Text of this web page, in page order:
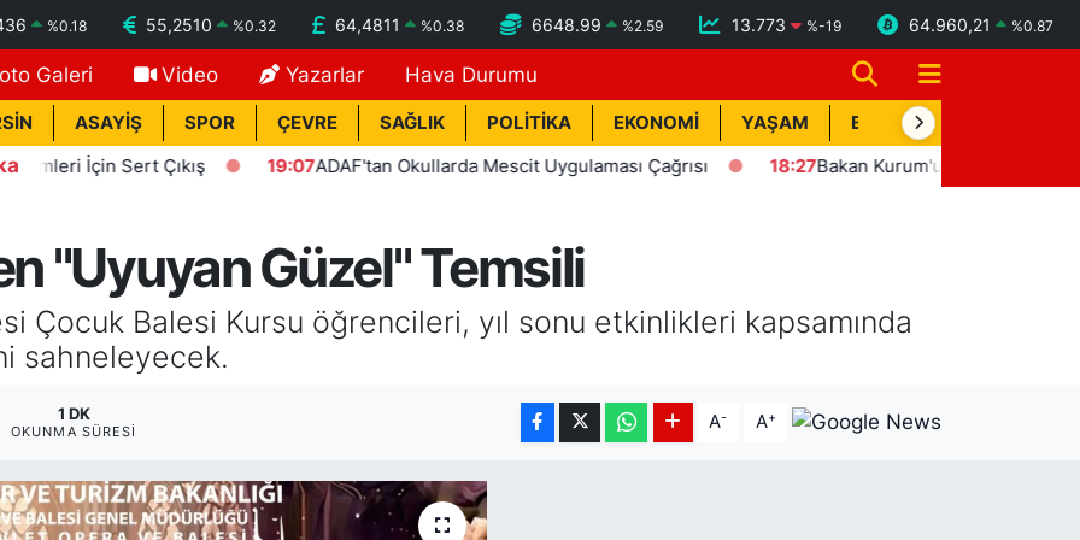
%0.18 55,2510 %0.32 64,4811 %0.38 6648.99 %2.59 13.773 %-19 64.960,21 %0.87
Galeri Video Yazarlar Hava Durumu
ASAYİŞ SPOR ÇEVRE SAĞLIK POLİTİKA EKONOMİ YAŞAM BİK İLAN
İçin Sert Çıkış 19:07 ADAF'tan Okullarda Mescit Uygulaması Çağrısı 18:27 Bakan Kurum'un katılımıyla
"Uyuyan Güzel" Temsili
Çocuk Balesi Kursu öğrencileri, yıl sonu etkinlikleri kapsamında
sahneleyecek.
1 DK
OKUNMA SÜRESI A- A+